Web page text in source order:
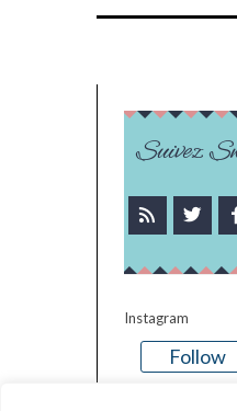
Suivez
Instagram
Follow